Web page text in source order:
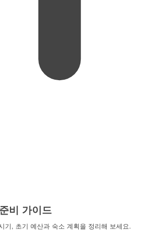
비 가이드
기, 초기 예산과 숙소 계획을 정리해 보세요.